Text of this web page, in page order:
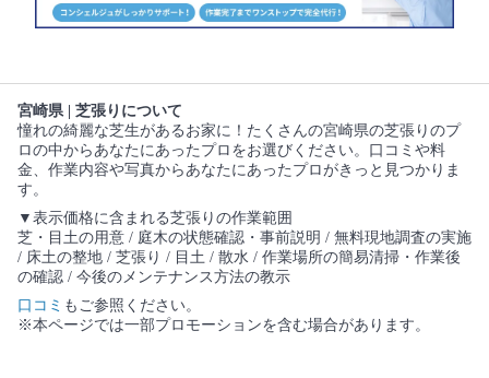
宮崎県 | 芝張りについて
憧れの綺麗な芝生があるお家に！たくさんの宮崎県の芝張りのプ
ロの中からあなたにあったプロをお選びください。口コミや料
金、作業内容や写真からあなたにあったプロがきっと見つかりま
す。
▼表示価格に含まれる芝張りの作業範囲
芝・目土の用意 / 庭木の状態確認・事前説明 / 無料現地調査の実施
/ 床土の整地 / 芝張り / 目土 / 散水 / 作業場所の簡易清掃・作業後
の確認 / 今後のメンテナンス方法の教示
口コミ もご参照ください。
※本ページでは一部プロモーションを含む場合があります。